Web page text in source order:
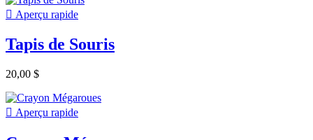
 Aperçu rapide
Tapis de Souris
20,00 $
 Aperçu rapide